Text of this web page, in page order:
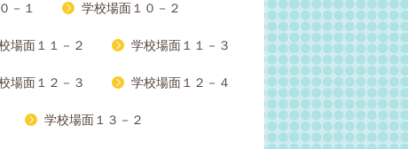
－１ 学校場面１０－２
場面１１－２ 学校場面１１－３
場面１２－３ 学校場面１２－４
学校場面１３－２